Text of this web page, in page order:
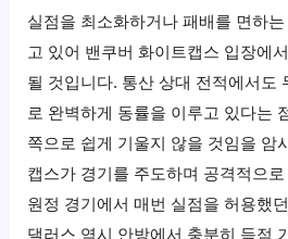
실점을 최소화하거나 패배를 면하
고 있어 밴쿠버 화이트캡스 입장에
될 것입니다. 통산 상대 전적에서도
로 완벽하게 동률을 이루고 있다는
쪽으로 쉽게 기울지 않을 것임을 암
캡스가 경기를 주도하며 공격적으
원정 경기에서 매번 실점을 허용했
댈러스 역시 안방에서 충분히 득점